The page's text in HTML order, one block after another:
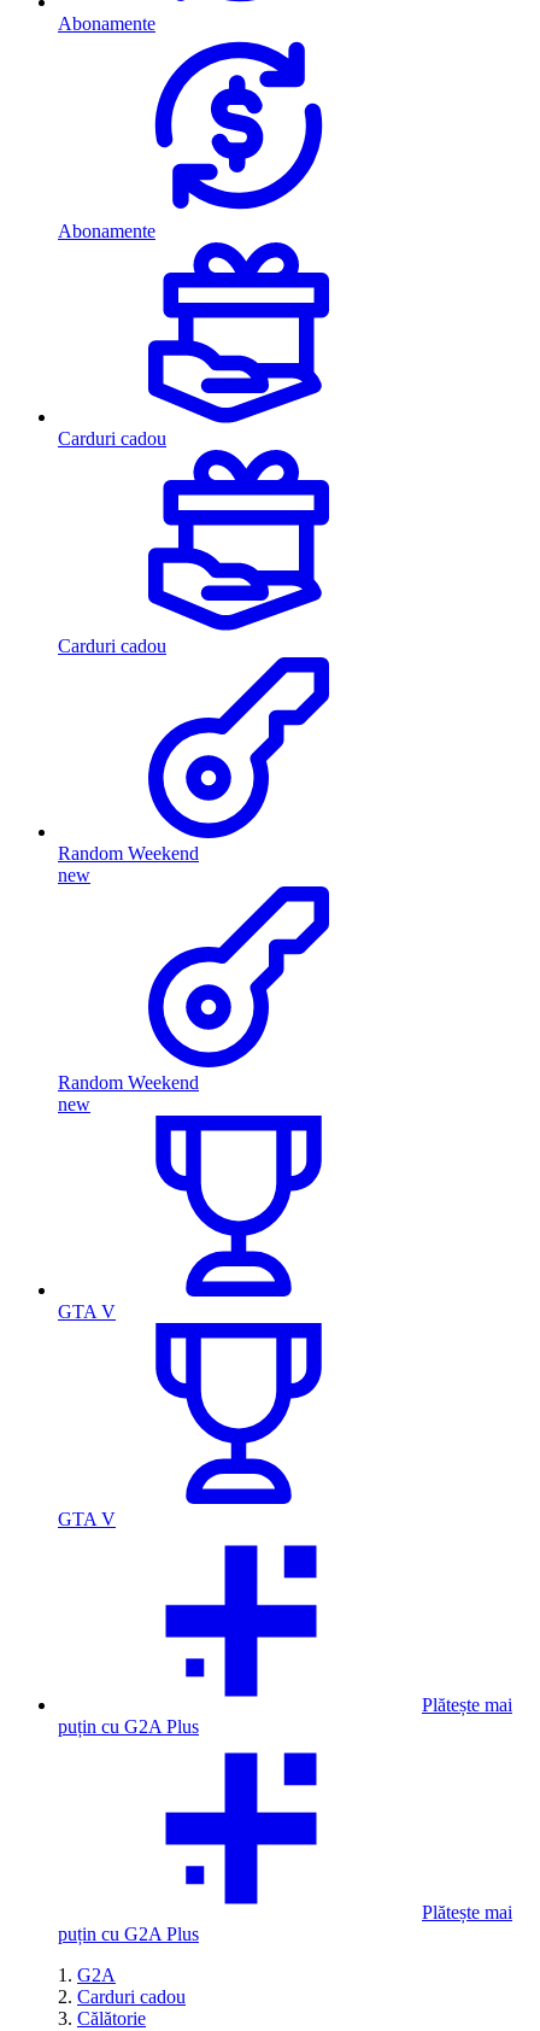
Abonamente
Abonamente
Carduri cadou
Carduri cadou
Random Weekend
new
Random Weekend
new
GTA V
GTA V
Plătește mai
puțin cu G2A Plus
Plătește mai
puțin cu G2A Plus
G2A
Carduri cadou
Călătorie